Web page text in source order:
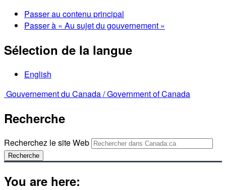
Passer au contenu principal
Passer à « Au sujet du gouvernement »
Sélection de la langue
English
Gouvernement du Canada /Government of Canada
Recherche
Recherchez le site Web
Recherche
You are here: